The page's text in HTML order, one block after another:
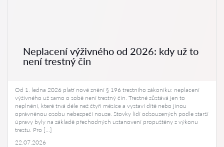
Neplacení výživného od 2026: kdy už to
není trestný čin
Od 1. ledna 2026 platí nové znění § 196 trestního zákoníku: neplacení
výživného už samo o sobě není trestný čin. Trestné zůstává jen to
neplnění, které trvá déle než čtyři měsíce a vystaví dítě nebo jinou
oprávněnou osobu nebezpečí nouze. Stovky lidí odsouzených podle starší
úpravy byly na základě přechodných ustanovení propuštěny z výkonu
trestu. Pro […]
22.07.2026